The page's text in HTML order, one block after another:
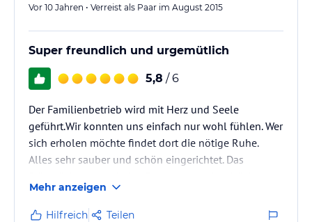
Vor 10 Jahren • Verreist als Paar im August 2015
Super freundlich und urgemütlich
5,8 / 6
Der Familienbetrieb wird mit Herz und Seele
geführt.Wir konnten uns einfach nur wohl fühlen. Wer
sich erholen möchte findet dort die nötige Ruhe.
Alles sehr sauber und schön eingerichtet. Das
eine schöne Terasse mit Blick auf Obstbäume, Wiese
und Kühe. Wir kommen bestimmt wieder.
Mehr anzeigen
Hilfreich Teilen